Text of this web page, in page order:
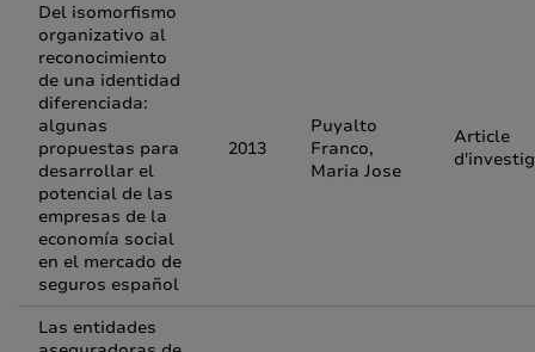
Del isomorfismo
organizativo al
reconocimiento
de una identidad
diferenciada:
algunas
propuestas para
desarrollar el
potencial de las
empresas de la
economía social
en el mercado de
seguros español
2013
Puyalto
Franco,
Maria Jose
Article
Las entidades